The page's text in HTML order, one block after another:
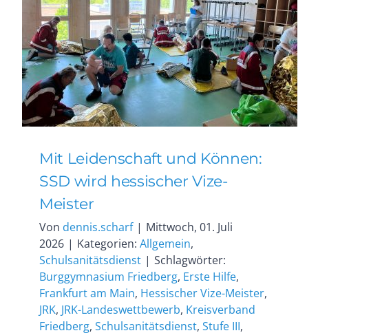
Mit Leidenschaft und Können:
SSD wird hessischer Vize-
Meister
Von dennis.scharf | Mittwoch, 01. Juli
2026 | Kategorien: Allgemein,
Schulsanitätsdienst | Schlagwörter:
Burggymnasium Friedberg, Erste Hilfe,
Frankfurt am Main, Hessischer Vize-Meister,
JRK, JRK-Landeswettbewerb, Kreisverband
Friedberg, Schulsanitätsdienst, Stufe III,